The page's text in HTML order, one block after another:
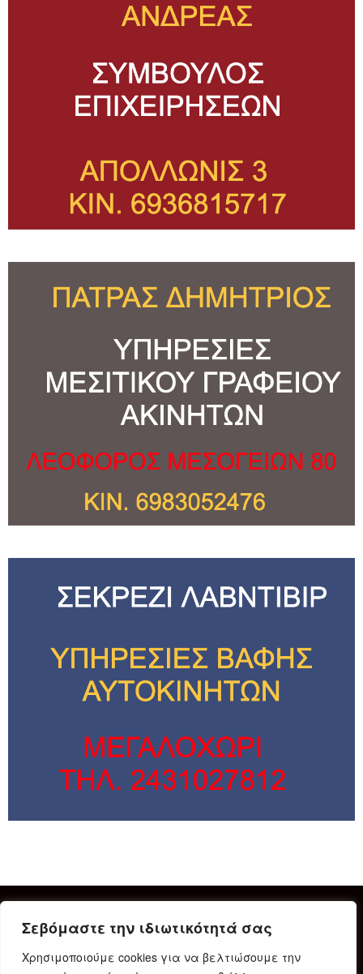
Σεβόμαστε την ιδιωτικότητά σας
Χρησιμοποιούμε cookies για να βελτιώσουμε την